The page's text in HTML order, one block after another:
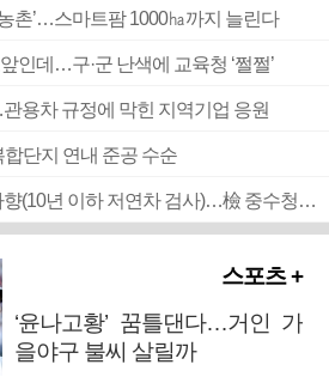
촌’…스마트팜 1000㏊까지 늘린다
인데…구·군 난색에 교육청 ‘쩔쩔’
용차 규정에 막힌 지역기업 응원
단지 연내 준공 수순
■ 검사 신분 버리고 직급하향(10년 이하 저연차 검사)…檢 중수청행 기피
스포츠 +
‘윤나고황’ 꿈틀댄다…거인 가
을야구 불씨 살릴까